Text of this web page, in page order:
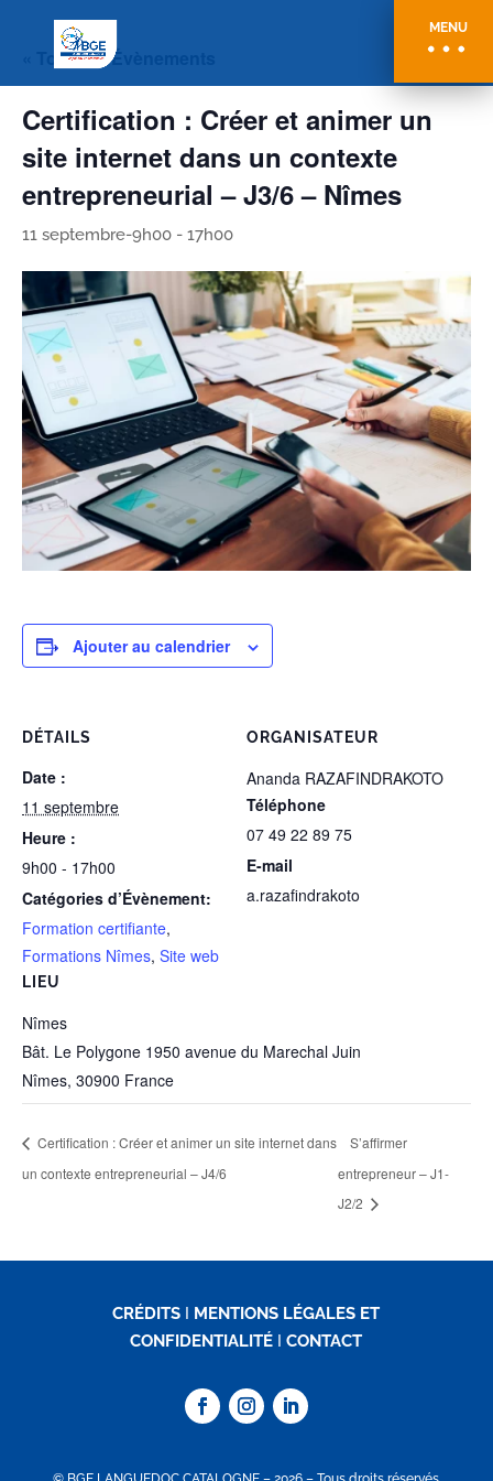
MENU
« Tous les Évènements
Certification : Créer et animer un
site internet dans un contexte
entrepreneurial – J3/6 – Nîmes
11 septembre-9h00 - 17h00
Ajouter au calendrier
DÉTAILS
Date :
11 septembre
Heure :
9h00 - 17h00
Catégories d’Évènement:
Formation certifiante,
Formations Nîmes, Site web
LIEU
Nîmes
Bât. Le Polygone 1950 avenue du Marechal Juin
Nîmes, 30900 France
ORGANISATEUR
Ananda RAZAFINDRAKOTO
Téléphone
07 49 22 89 75
E-mail
a.razafindrakoto
Certification : Créer et animer un site internet dans
un contexte entrepreneurial – J4/6
S’affirmer
entrepreneur – J1-
J2/2
CRÉDITS I MENTIONS LÉGALES ET
CONFIDENTIALITÉ ICONTACT